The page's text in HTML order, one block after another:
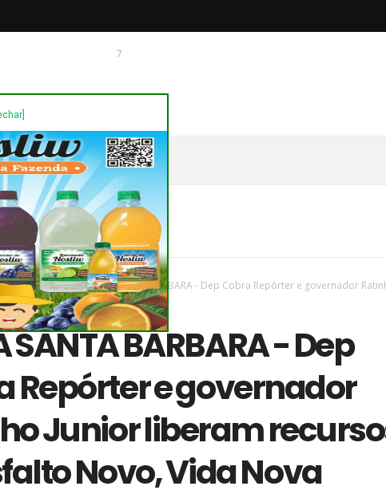
7
O CHAGUINHAS
/Novas/região/NOVA SANTA BÁRBARA - Dep Cobra Repórter e governador
do Asfalto Novo, Vida Nova
SANTA BÁRBARA - Dep
Repórter e governador
Junior liberam
Novo, Vida Nova